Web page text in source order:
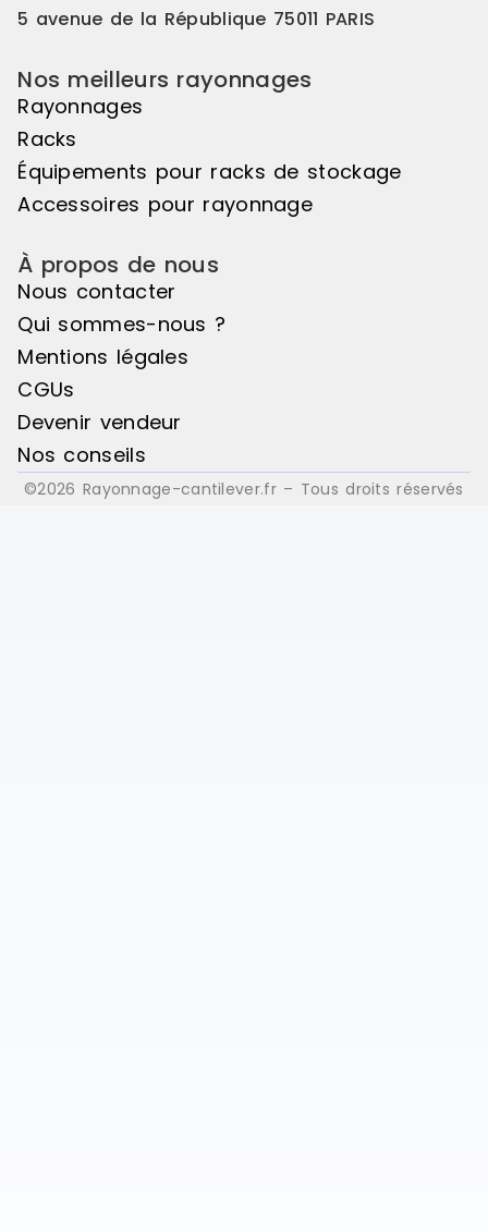
5 avenue de la République 75011 PARIS
Nos meilleurs rayonnages
Rayonnages
Racks
Équipements pour racks de stockage
Accessoires pour rayonnage
À propos de nous
Nous contacter
Qui sommes-nous ?
Mentions légales
CGUs
Devenir vendeur
Nos conseils
©2026 Rayonnage-cantilever.fr – Tous droits réservés